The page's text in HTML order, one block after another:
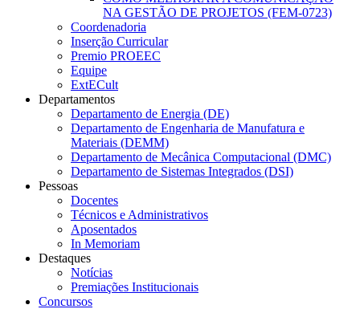
NA GESTÃO DE PROJETOS (FEM-0723)
Coordenadoria
Inserção Curricular
Premio PROEEC
Equipe
ExtECult
Departamentos
Departamento de Energia (DE)
Departamento de Engenharia de Manufatura e
Materiais (DEMM)
Departamento de Mecânica Computacional (DMC)
Departamento de Sistemas Integrados (DSI)
Pessoas
Docentes
Técnicos e Administrativos
Aposentados
In Memoriam
Destaques
Notícias
Premiações Institucionais
Concursos